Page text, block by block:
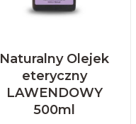
Naturalny Olejek
eteryczny
LAWENDOWY
500ml